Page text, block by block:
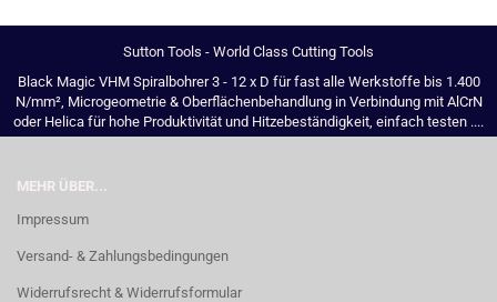
Sutton Tools - World Class Cutting Tools
Black Magic VHM Spiralbohrer 3 - 12 x D für fast alle Werkstoffe bis 1.400
N/mm², Microgeometrie & Oberflächenbehandlung in Verbindung mit AlCrN
oder Helica für hohe Produktivität und Hitzebeständigkeit, einfach testen ....
MEHR ÜBER...
Impressum
Versand- & Zahlungsbedingungen
Widerrufsrecht & Widerrufsformular